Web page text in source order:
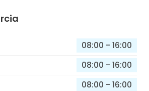
08:00 - 16:00
08:00 - 16:00
08:00 - 16:00